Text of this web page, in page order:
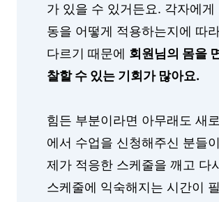
가 있을 수 있거든요. 각자에게
동을 어떻게 적용하는지에 따
다르기 때문에 회원님의 몸을
찰할 수 있는 기회가 많아요.
힘든 부분이라면 아무래도 새
에서 수업을 신청해주신 분들
제가 적응한 스케줄을 깨고 다
스케줄에 익숙해지는 시간이